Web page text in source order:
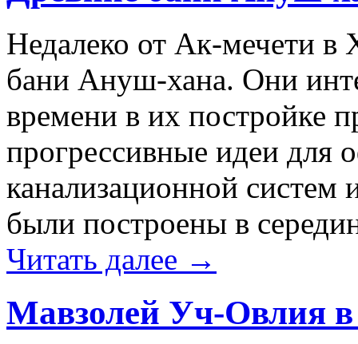
Недалеко от Ак-мечети в
бани Ануш-хана. Они
времени в их постройке
прогрессивные идеи для
канализационной систем
были построены в
Читать далее →
Мавзолей Уч-Овлия